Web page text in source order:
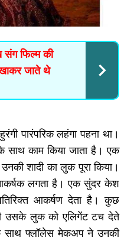
संग फिल्म की
जाते थे
पारंपरिक लहंगा पहना था।
काम किया जाता है। एक
शादी का लुक पूरा किया।
लगता है। एक सुंदर केश
आकर्षण देता है। कुछ
उसके लुक को एलिगेंट टच देते
फ्लॉलेस मेकअप ने उनकी